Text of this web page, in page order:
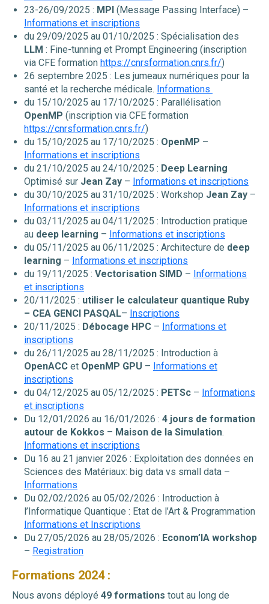
23-26/09/2025 : MPI (Message Passing Interface) –
Informations et inscriptions
du 29/09/2025 au 01/10/2025 : Spécialisation des
LLM : Fine-tunning et Prompt Engineering (inscription
via CFE formation https://cnrsformation.cnrs.fr/)
26 septembre 2025 : Les jumeaux numériques pour la
santé et la recherche médicale. Informations
du 15/10/2025 au 17/10/2025 : Parallélisation
OpenMP (inscription via CFE formation
https://cnrsformation.cnrs.fr/)
du 15/10/2025 au 17/10/2025 : OpenMP –
Informations et inscriptions
du 21/10/2025 au 24/10/2025 : Deep Learning
Optimisé sur Jean Zay – Informations et inscriptions
du 30/10/2025 au 31/10/2025 : Workshop Jean Zay –
Informations et inscriptions
du 03/11/2025 au 04/11/2025 : Introduction pratique
au deep learning – Informations et inscriptions
du 05/11/2025 au 06/11/2025 : Architecture de deep
learning – Informations et inscriptions
du 19/11/2025 : Vectorisation SIMD – Informations
et inscriptions
20/11/2025 : utiliser le calculateur quantique Ruby
– CEA GENCI PASQAL– Inscriptions
20/11/2025 : Débocage HPC – Informations et
inscriptions
du 26/11/2025 au 28/11/2025 : Introduction à
OpenACC et OpenMP GPU – Informations et
inscriptions
du 04/12/2025 au 05/12/2025 : PETSc – Informations
et inscriptions
Du 12/01/2026 au 16/01/2026 : 4 jours de formation
autour de Kokkos – Maison de la Simulation.
Informations et inscriptions
Du 16 au 21 janvier 2026 : Exploitation des données en
Sciences des Matériaux: big data vs small data –
Informations
Du 02/02/2026 au 05/02/2026 : Introduction à
l’Informatique Quantique : Etat de l’Art & Programmation
Informations et Inscriptions
Du 27/05/2026 au 28/05/2026 : Econom’IA workshop
– Registration
Formations 2024 :
Nous avons déployé 49 formations tout au long de